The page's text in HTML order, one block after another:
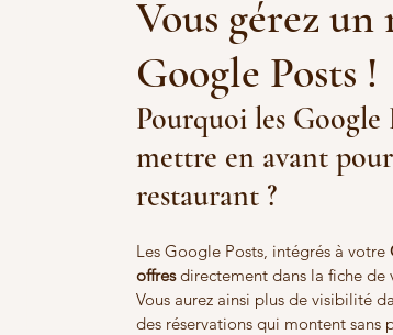
Vous gérez
Google Posts !
Pourquoi les
mettre en avant
restaurant ?
Les Google Posts, intégrés à votre
offres directement dans la fiche de
Vous aurez ainsi plus de visibilité
des réservations qui montent sans